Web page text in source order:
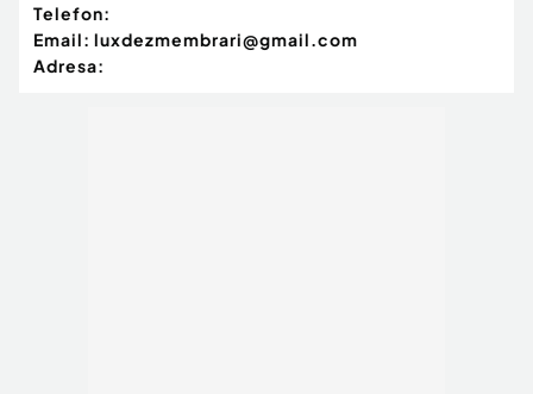
Telefon:
Email: luxdezmembrari@gmail.com
Adresa: